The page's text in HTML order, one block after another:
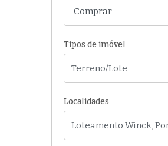
Tipos de imóvel
Localidades